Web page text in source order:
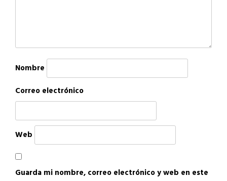
Nombre
Correo electrónico
Web
Guarda mi nombre, correo electrónico y web en este